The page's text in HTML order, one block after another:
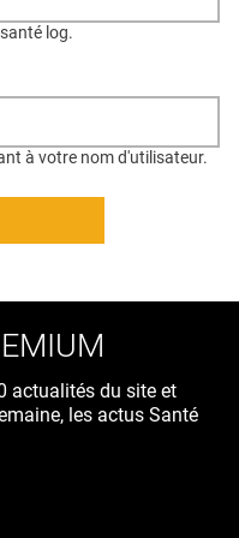
log.
à votre nom d'utilisateur.
actualités du site et
les actus Santé